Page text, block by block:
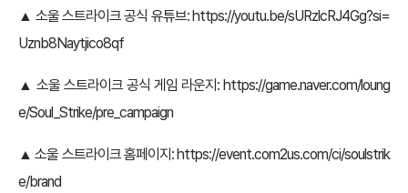
▲ 소울 스트라이크 공식 유튜브:https://youtu.be/sURzlcRJ4Gg?si=
Uznb8Naytjico8qf
▲ 소울 스트라이크 공식 게임 라운지: https://game.naver.com/loung
e/Soul_Strike/pre_campaign
▲ 소울 스트라이크 홈페이지:https://event.com2us.com/ci/soulstrik
e/brand